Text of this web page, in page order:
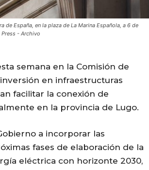
España, en la plaza de La Marina Española, a 6 de
- Archivo
semana en la Comisión de
en infraestructuras
facilitar la conexión de
en la provincia de Lugo.
a incorporar las
fases de elaboración de la
eléctrica con horizonte 2030,